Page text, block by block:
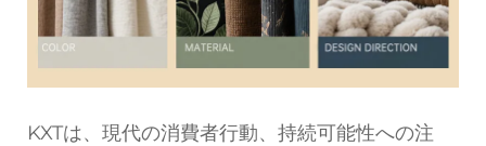
KXTは、現代の消費者行動、持続可能性への注